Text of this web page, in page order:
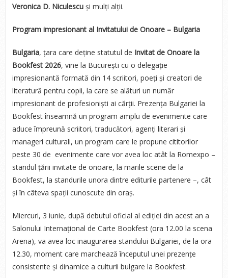
Veronica D. Niculescuși mulți alții.
Program impresionant al Invitatului de Onoare – Bulgaria
Bulgaria, țara care deține statutul de Invitat de Onoare la
Bookfest 2026, vine la București cu o delegație
impresionantă formată din 14 scriitori, poeți și creatori de
literatură pentru copii, la care se alături un număr
impresionant de profesioniști ai cărții. Prezența Bulgariei la
Bookfest înseamnă un program amplu de evenimente care
aduce împreună scriitori, traducători, agenți literari și
manageri culturali, un program care le propune cititorilor
peste 30 de evenimente care vor avea loc atât la Romexpo –
standul țării invitate de onoare, la marile scene de la
Bookfest, la standurile unora dintre editurile partenere –, cât
și în câteva spații cunoscute din oraș.
Miercuri, 3 iunie, după debutul oficial al ediției din acest an a
Salonului Internațional de Carte Bookfest (ora 12.00 la scena
Arena), va avea loc inaugurarea standului Bulgariei, de la ora
12.30, moment care marchează începutul unei prezențe
consistente și dinamice a culturii bulgare la Bookfest.